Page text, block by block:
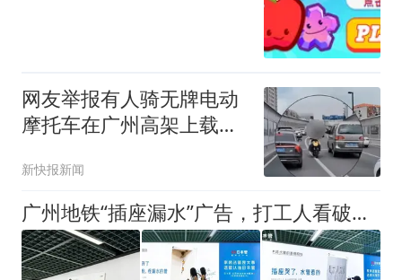
网友举报有人骑无牌电动
摩托车在广州高架上载人
行拘
新快报新闻
广州地铁“插座漏水”广告，打工人看破防了